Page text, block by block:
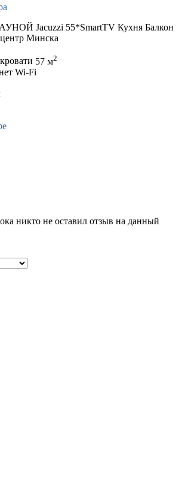
Jacuzzi 55*SmartTV Кухня Балкон
Минска
57 м2
Wi-Fi
никто не оставил отзыв на данный